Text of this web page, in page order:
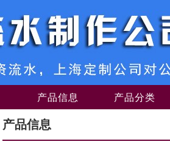
产品信息 产品分类
产品信息